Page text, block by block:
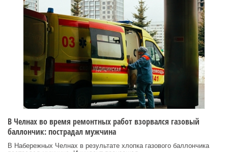
В Челнах во время ремонтных работ взорвался газовый
баллончик: пострадал мужчина
В Набережных Челнах в результате хлопка газового баллончика